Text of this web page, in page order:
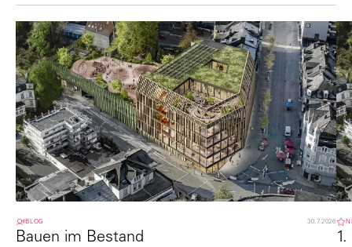
BLOG 30.7.2026
Bauen im Bestand